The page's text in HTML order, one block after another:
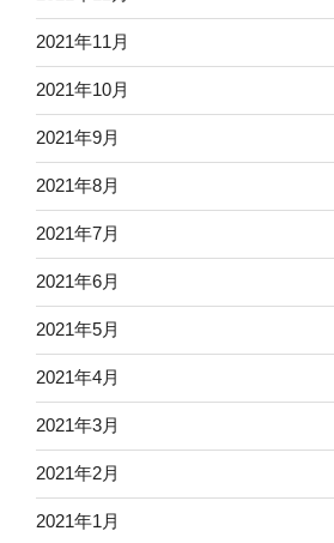
2021年11月
2021年10月
2021年9月
2021年8月
2021年7月
2021年6月
2021年5月
2021年4月
2021年3月
2021年2月
2021年1月